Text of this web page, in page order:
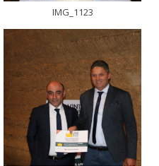
IMG_1123